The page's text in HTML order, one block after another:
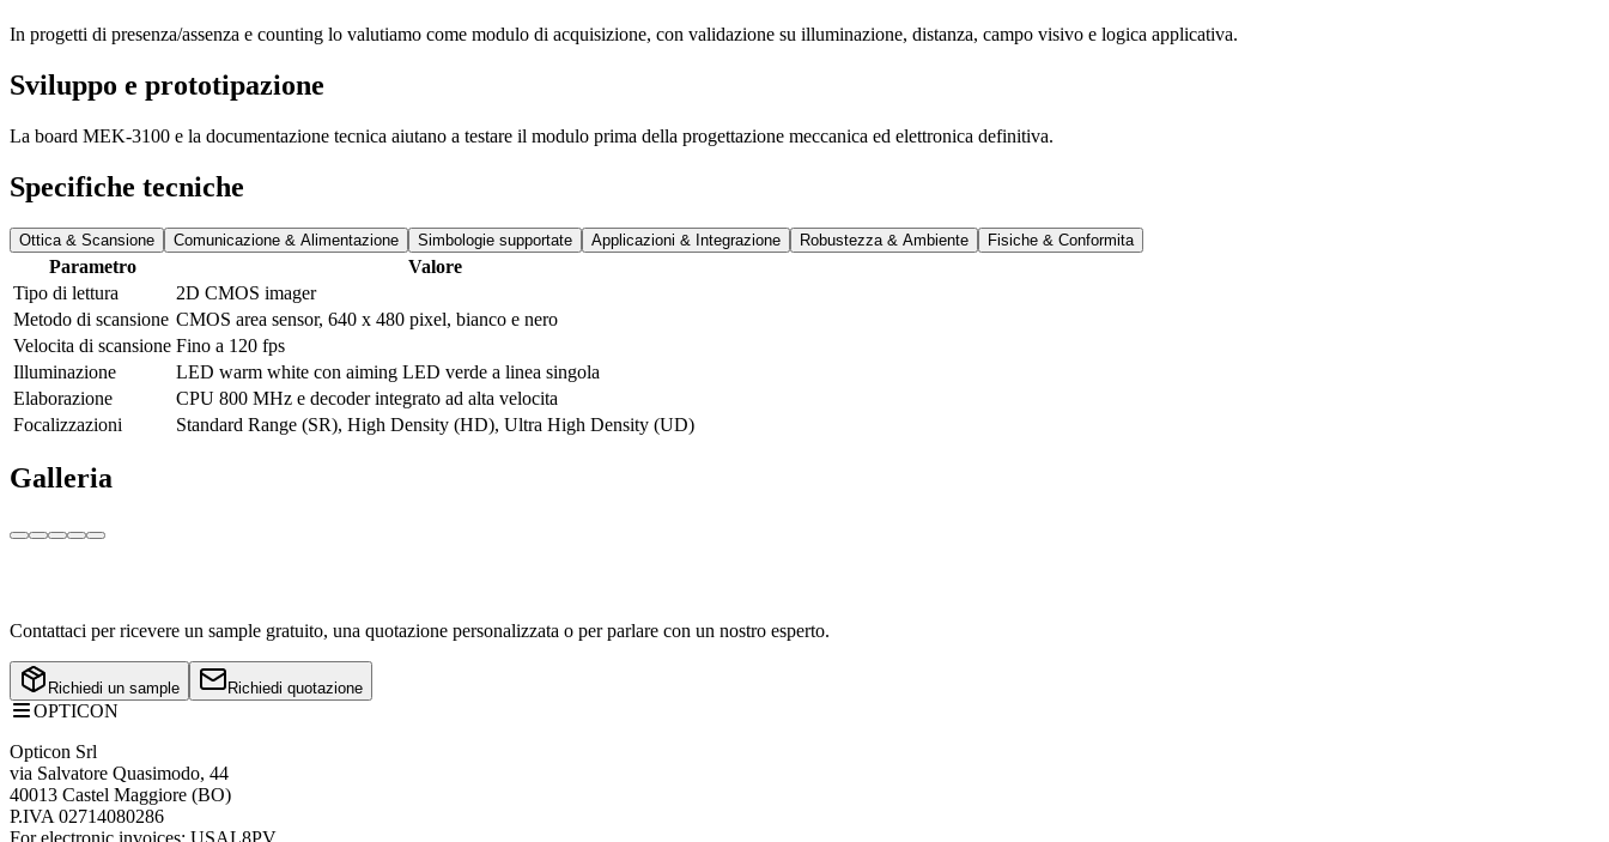
In progetti di presenza/assenza e counting lo valutiamo come modulo di acquisizione, con validazione su illuminazione, distanza, campo visivo e logica applicativa.
Sviluppo e prototipazione
La board MEK-3100 e la documentazione tecnica aiutano a testare il modulo prima della progettazione meccanica ed elettronica definitiva.
Specifiche tecniche
Ottica & Scansione Comunicazione & Alimentazione Simbologie supportate Applicazioni & Integrazione Robustezza & Ambiente Fisiche & Conformita
Parametro
Valore
Tipo di lettura
2D CMOS imager
Metodo di scansione CMOS area sensor, 640 x 480 pixel, bianco e nero
Velocita di scansione Fino a 120 fps
Illuminazione
LED warm white con aiming LED verde a linea singola
Elaborazione
CPU 800 MHz e decoder integrato ad alta velocita
Focalizzazioni
Standard Range (SR), High Density (HD), Ultra High Density (UD)
Galleria
Contattaci per ricevere un sample gratuito, una quotazione personalizzata o per parlare con un nostro esperto.
Richiedi un sample Richiedi quotazione
OPTICON
Opticon Srl
via Salvatore Quasimodo, 44
40013 Castel Maggiore (BO)
P.IVA 02714080286